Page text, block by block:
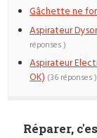
Gâchette ne
Aspirateur
réponses )
Aspirateur
OK) (36 réponses )
Réparer,